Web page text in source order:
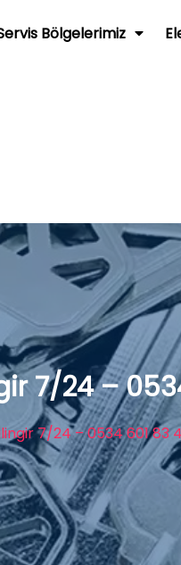
Bölgelerimiz
7/24 –
7/24 – 0534 601 83